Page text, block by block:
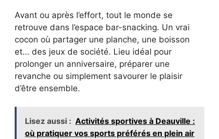
Avant ou après l’effort, tout le monde se
retrouve dans l’espace bar-snacking. Un vrai
cocon où partager une planche, une boisson
et… des jeux de société. Lieu idéal pour
prolonger un anniversaire, préparer une
revanche ou simplement savourer le plaisir
d’être ensemble.
Lisez aussi : Activités sportives à Deauville :
où pratiquer vos sports préférés en plein air